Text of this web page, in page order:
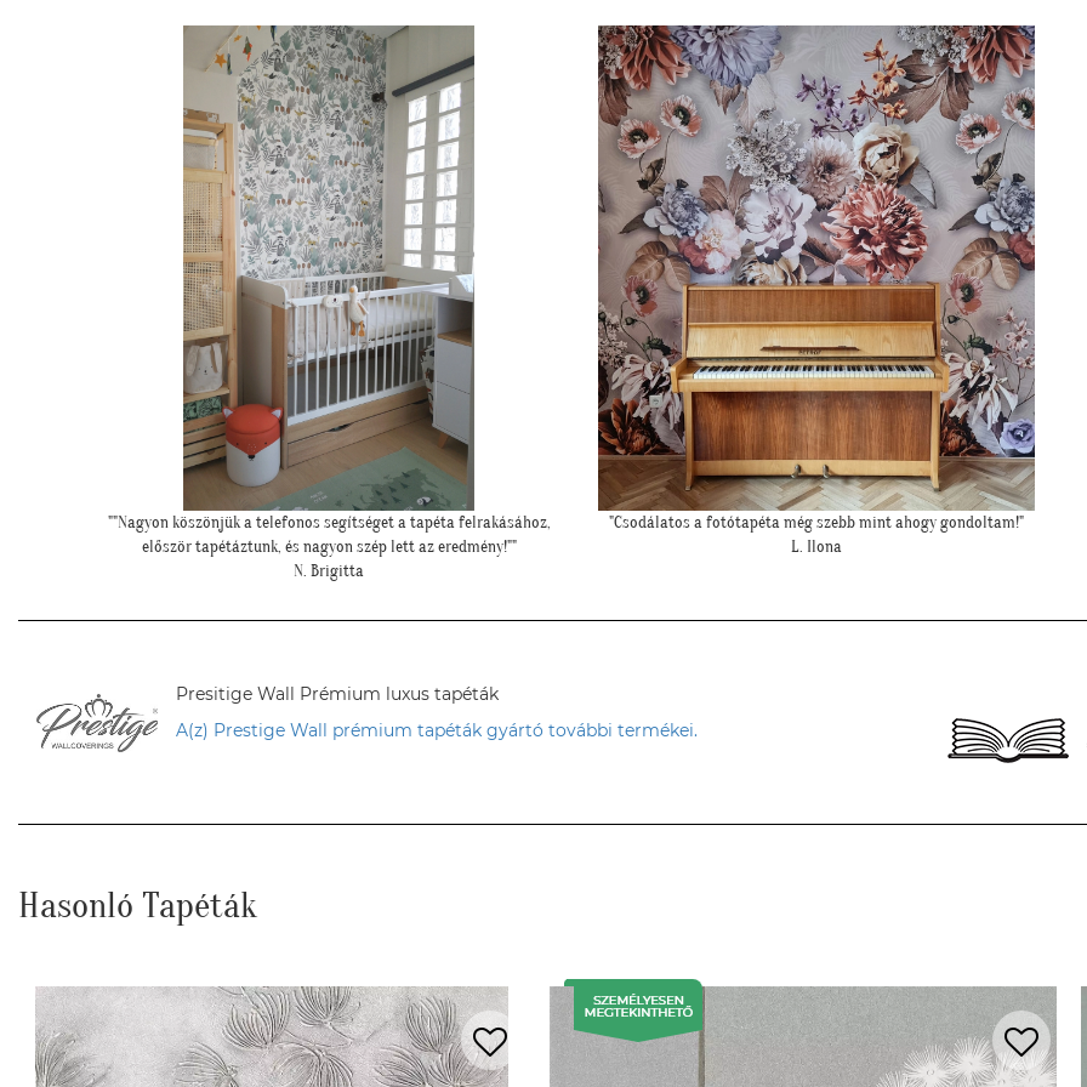
"Csodálatos a fotótapéta még szebb mint ahogy gondoltam!"
L. Ilona
""Kicsit féltünk előtte, hogy nem lesz-e sok ekkora falfelületen a
tapéta, de a végeredmény nagyon szép lett.""
Presitige Wall Prémium luxus tapéták
A(z) Prestige Wall prémium tapéták gyártó további termékei.
Hasonló Tapéták